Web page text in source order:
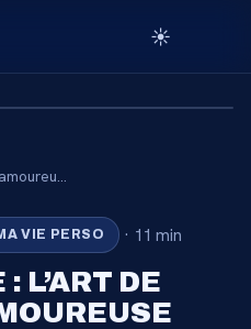
☀️
🔒
AUX
lien membre, ou
Mon histoire : L’art de l’écologie amoureuse
VIE PERSO · 11 min
L’ART DE